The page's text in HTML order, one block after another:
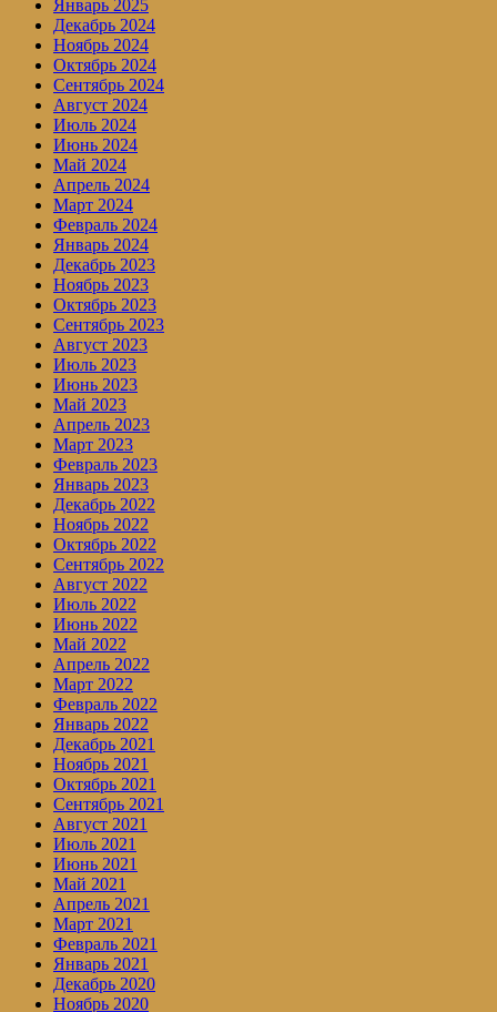
Январь 2025
Декабрь 2024
Ноябрь 2024
Октябрь 2024
Сентябрь 2024
Август 2024
Июль 2024
Июнь 2024
Май 2024
Апрель 2024
Март 2024
Февраль 2024
Январь 2024
Декабрь 2023
Ноябрь 2023
Октябрь 2023
Сентябрь 2023
Август 2023
Июль 2023
Июнь 2023
Май 2023
Апрель 2023
Март 2023
Февраль 2023
Январь 2023
Декабрь 2022
Ноябрь 2022
Октябрь 2022
Сентябрь 2022
Август 2022
Июль 2022
Июнь 2022
Май 2022
Апрель 2022
Март 2022
Февраль 2022
Январь 2022
Декабрь 2021
Ноябрь 2021
Октябрь 2021
Сентябрь 2021
Август 2021
Июль 2021
Июнь 2021
Май 2021
Апрель 2021
Март 2021
Февраль 2021
Январь 2021
Декабрь 2020
Ноябрь 2020